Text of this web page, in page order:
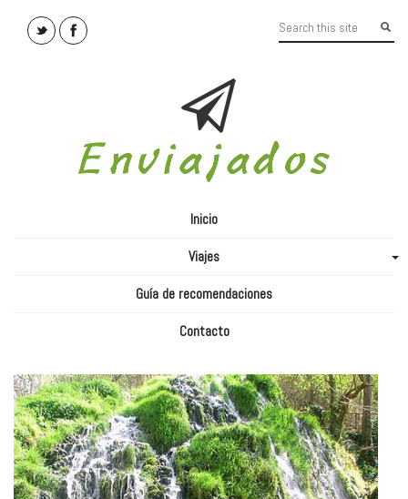
Inicio
Viajes
Guía de recomendaciones
Contacto